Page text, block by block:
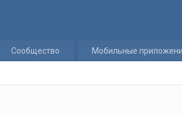
Сообщество Мобильные